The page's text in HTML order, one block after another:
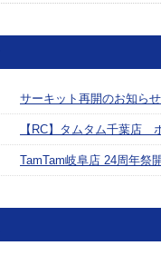
サーキット再開のお知らせ
【RC】タムタム千葉店
TamTam岐阜店 24周年祭